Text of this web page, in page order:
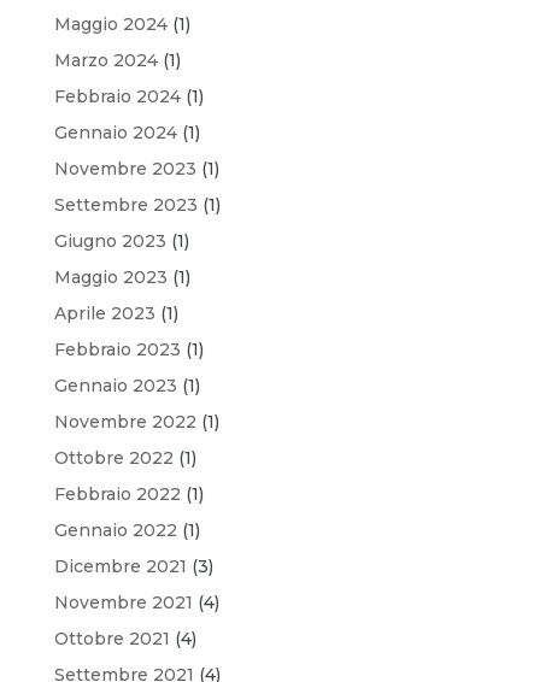
Maggio 2024(1)
Marzo 2024(1)
Febbraio 2024(1)
Gennaio 2024(1)
Novembre 2023 (1)
Settembre 2023 (1)
Giugno 2023 (1)
Maggio 2023 (1)
Aprile 2023 (1)
Febbraio 2023 (1)
Gennaio 2023 (1)
Novembre 2022 (1)
Ottobre 2022 (1)
Febbraio 2022 (1)
Gennaio 2022 (1)
Dicembre 2021 (3)
Novembre 2021 (4)
Ottobre 2021 (4)
Settembre 2021 (4)